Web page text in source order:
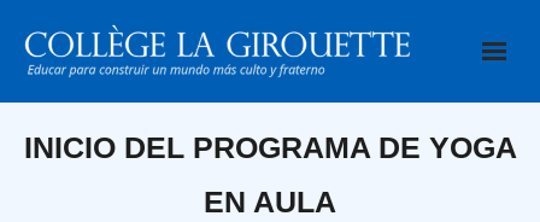
contenido
INICIO DEL PROGRAMA DE YOGA
EN AULA